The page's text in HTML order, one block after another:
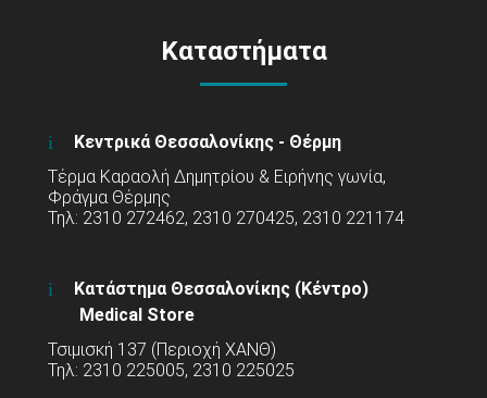
Καταστήματα
Κεντρικά Θεσσαλονίκης - Θέρμη
Τέρμα Καραολή Δημητρίου & Ειρήνης γωνία,
Φράγμα Θέρμης
Τηλ: 2310 272462, 2310 270425, 2310 221174
Κατάστημα Θεσσαλονίκης (Κέντρο)
Medical Store
Τσιμισκή 137 (Περιοχή ΧΑΝΘ)
Τηλ: 2310 225005, 2310 225025